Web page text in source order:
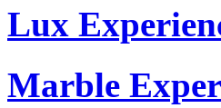
Lux
Marble